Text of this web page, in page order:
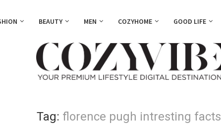
BEAUTY MEN COZYHOME GOOD LIFE
Tag: florence pugh intresting facts